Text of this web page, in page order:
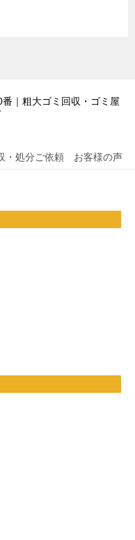
番｜粗大ゴミ回収・ゴミ屋
・処分ご依頼 お客様の声